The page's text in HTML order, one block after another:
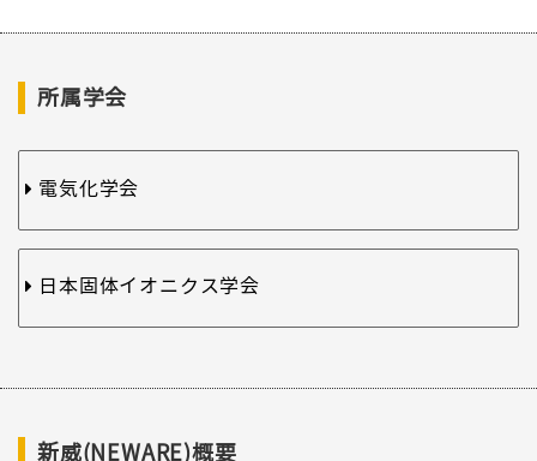
所属学会
電気化学会
日本固体イオニクス学会
新威(NEWARE)概要